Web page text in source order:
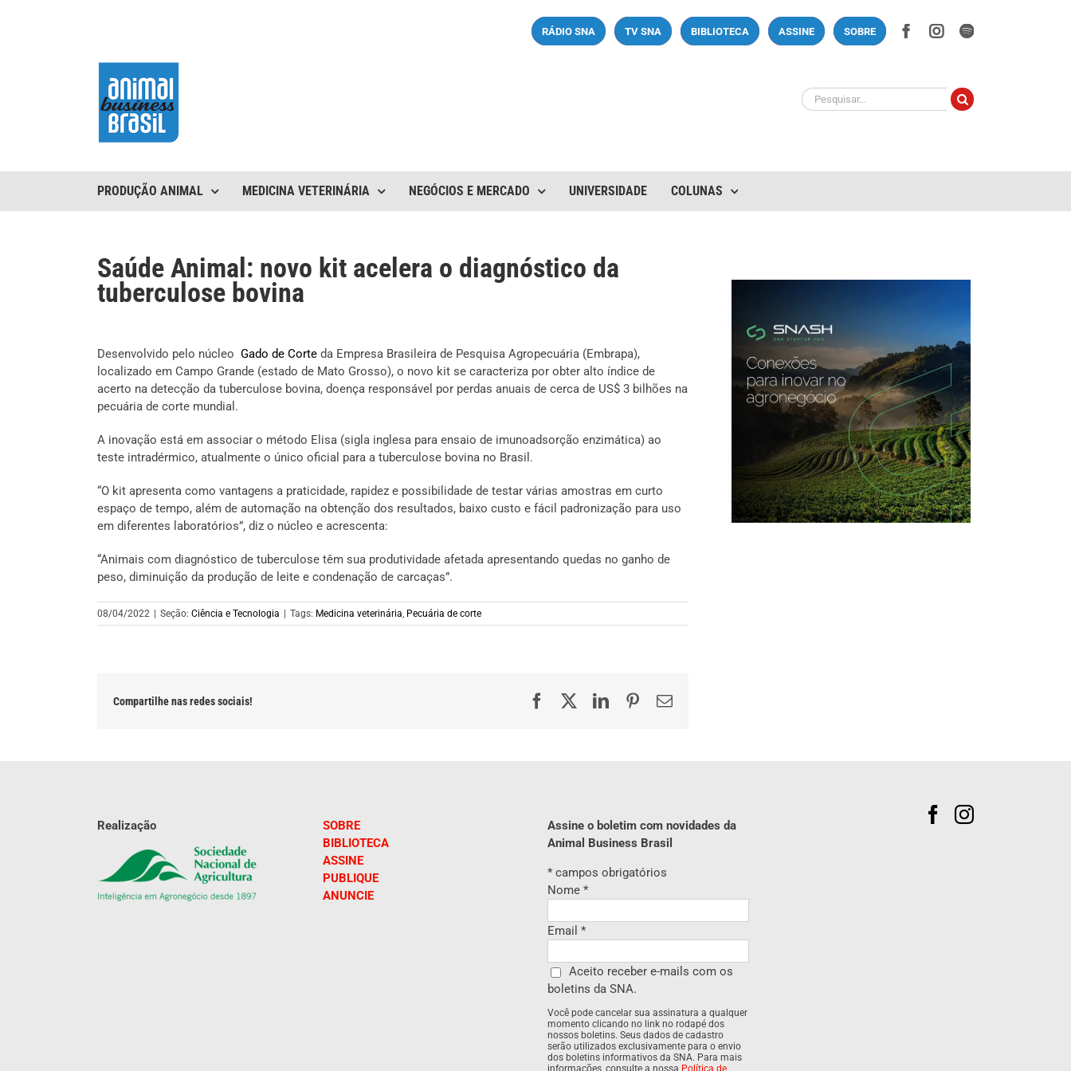
RÁDIO SNA TV SNA BIBLIOTECA ASSINE SOBRE Facebook
Instagram
Spotify
Buscar
resultados
PRODUÇÃO ANIMAL MEDICINA VETERINÁRIA NEGÓCIOS E MERCADO UNIVERSIDADE COLUNAS
Saúde Animal: novo kit acelera o diagnóstico da
tuberculose bovina
Desenvolvido pelo núcleo Gado de Corte da Empresa Brasileira de Pesquisa Agropecuária (Embrapa),
localizado em Campo Grande (estado de Mato Grosso), o novo kit se caracteriza por obter alto índice de
acerto na detecção da tuberculose bovina, doença responsável por perdas anuais de cerca de US$ 3 bilhões na
pecuária de corte mundial.
A inovação está em associar o método Elisa (sigla inglesa para ensaio de imunoadsorção enzimática) ao
teste intradérmico, atualmente o único oficial para a tuberculose bovina no Brasil.
“O kit apresenta como vantagens a praticidade, rapidez e possibilidade de testar várias amostras em curto
espaço de tempo, além de automação na obtenção dos resultados, baixo custo e fácil padronização para uso
em diferentes laboratórios”, diz o núcleo e acrescenta:
“Animais com diagnóstico de tuberculose têm sua produtividade afetada apresentando quedas no ganho de
peso, diminuição da produção de leite e condenação de carcaças”.
08/04/2022 Seção: Ciência e Tecnologia Tags: Medicina veterinária, Pecuária de corte
Compartilhe nas redes sociais! FacebookLinkedInPinterest
E-
Realização
SOBRE
BIBLIOTECA
ASSINE
PUBLIQUE
ANUNCIE
Assine o boletim com novidades da
Animal Business Brasil
* campos obrigatórios
Nome *
Email *
Aceito receber e-mails com os
boletins da SNA.
Você pode cancelar sua assinatura a qualquer
momento clicando no link no rodapé dos
nossos boletins. Seus dados de cadastro
serão utilizados exclusivamente para o envio
dos boletins informativos da SNA. Para mais
informações, consulte a nossa Política de